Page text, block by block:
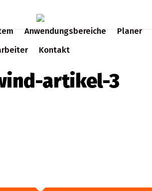
Anwendungsbereiche
Planer
Kontakt
artikel-3